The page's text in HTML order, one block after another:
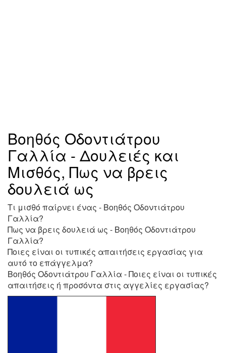
Βοηθός Οδοντιάτρου
Γαλλία - Δουλειές και
Μισθός, Πως να βρεις
δουλειά ως
Τι μισθό παίρνει ένας - Βοηθός Οδοντιάτρου
Γαλλία?
Πως να βρεις δουλειά ως - Βοηθός Οδοντιάτρου
Γαλλία?
Ποιες είναι οι τυπικές απαιτήσεις εργασίας για
αυτό το επάγγελμα?
Βοηθός Οδοντιάτρου Γαλλία - Ποιες είναι οι τυπικές
απαιτήσεις ή προσόντα στις αγγελίες εργασίας?